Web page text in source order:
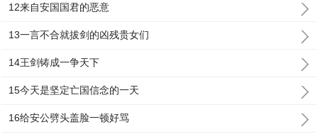
12来自安国国君的恶意
13一言不合就拔剑的凶残贵女们
14王剑铸成一争天下
15今天是坚定亡国信念的一天
16给安公劈头盖脸一顿好骂